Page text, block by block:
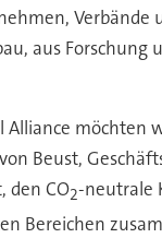
Verbände
aus Forschung
Alliance möchten
Beust,
den CO2-neutrale
Bereichen